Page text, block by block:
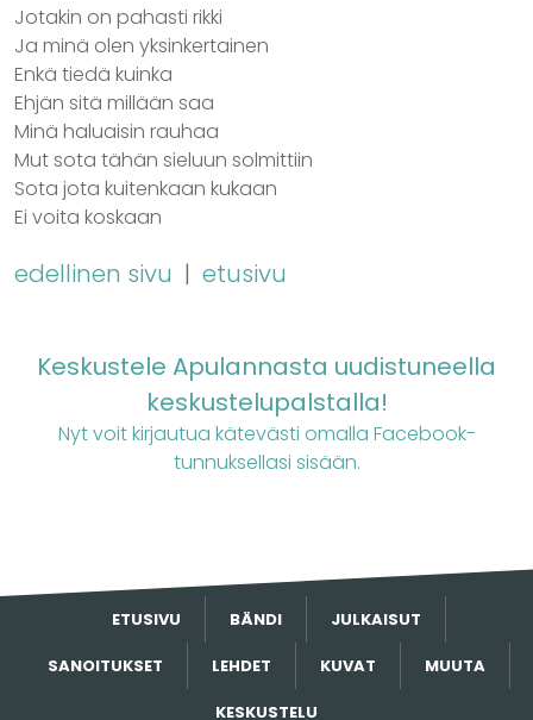
Jotakin on pahasti rikki
Ja minä olen yksinkertainen
Enkä tiedä kuinka
Ehjän sitä millään saa
Minä haluaisin rauhaa
Mut sota tähän sieluun solmittiin
Sota jota kuitenkaan kukaan
Ei voita koskaan
edellinen sivu | etusivu
Keskustele Apulannasta uudistuneella
keskustelupalstalla!
Nyt voit kirjautua kätevästi omalla Facebook-
tunnuksellasi sisään.
ETUSIVU BÄNDI JULKAISUT
SANOITUKSET LEHDET KUVAT MUUTA
KESKUSTELU